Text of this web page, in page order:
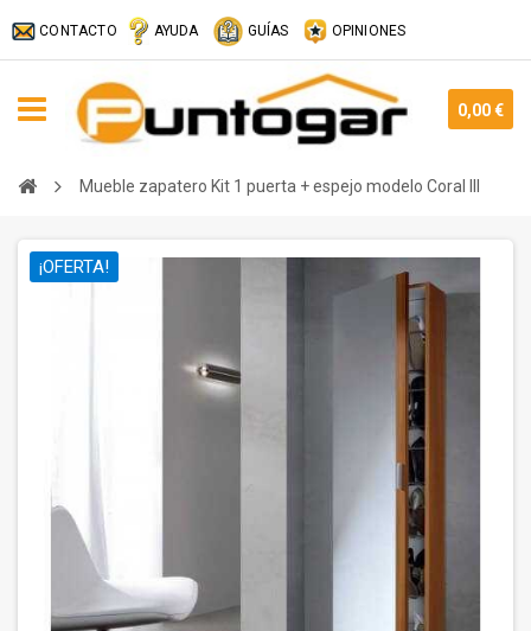
CONTACTO AYUDA GUÍAS OPINIONES
0,00 €
Mueble zapatero Kit 1 puerta + espejo modelo Coral III
¡OFERTA!